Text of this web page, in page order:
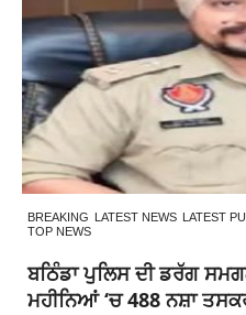
BREAKING LATEST NEWS LATEST
TOP NEWS
ਬਠਿੰਡਾ ਪੁਲਿਸ ਦੀ ਡਰੱਗ
ਮਹੀਨਿਆਂ ‘ਚ 488 ਨਸ਼ਾ